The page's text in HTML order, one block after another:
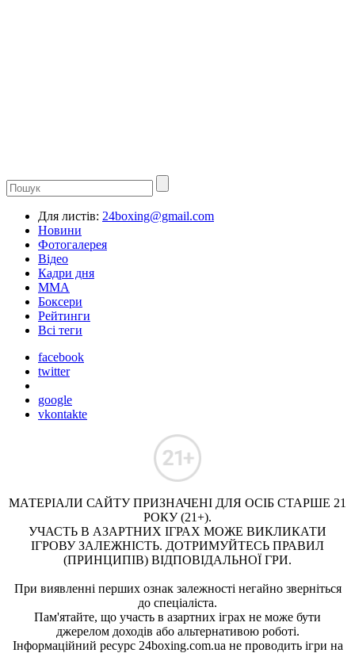
Для листів: 24boxing@gmail.com
Новини
Фотогалерея
Відео
Кадри дня
ММА
Боксери
Рейтинги
Всі теги
facebook
twitter
google
vkontakte
МАТЕРІАЛИ САЙТУ ПРИЗНАЧЕНІ ДЛЯ ОСІБ СТАРШЕ 21
РОКУ (21+).
УЧАСТЬ В АЗАРТНИХ ІГРАХ МОЖЕ ВИКЛИКАТИ
ІГРОВУ ЗАЛЕЖНІСТЬ. ДОТРИМУЙТЕСЬ ПРАВИЛ
(ПРИНЦИПІВ) ВІДПОВІДАЛЬНОЇ ГРИ.
При виявленні перших ознак залежності негайно зверніться
до спеціаліста.
Пам'ятайте, що участь в азартних іграх не може бути
джерелом доходів або альтернативою роботі.
Інформаційний ресурс 24boxing.com.ua не проводить ігри на